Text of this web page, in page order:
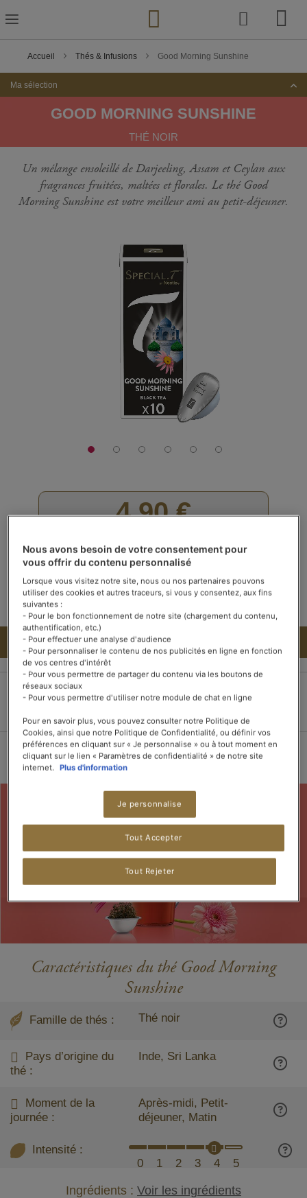
to
Content
Accueil Thés & Infusions Good Morning Sunshine
Ma sélection
GOOD MORNING SUNSHINE
THÉ NOIR
Un mélange ensoleillé de Darjeeling, Assam et Ceylan aux
fragrances fruitées, maltées et florales. Le thé Good
Morning Sunshine est votre meilleur ami au petit-déjeuner.
4,90 €
Rating:
% of
Voir les avis (
En stock
AJOUTER AU PANIER
sécurisé
jours
15 boîtes de thé
Caractéristiques du thé Good Morning
Sunshine
Famille de thés : Thé noir
Pays d’origine du
thé :
Inde, Sri Lanka
Moment de la
journée :
Après-midi, Petit-
déjeuner, Matin
Intensité :
0
1 2 3 4 5
Ingrédients : Voir les ingrédients
Nous avons besoin de votre consentement pour
vous offrir du contenu personnalisé
Lorsque vous visitez notre site, nous ou nos partenaires pouvons
utiliser des cookies et autres traceurs, si vous y consentez, aux fins
suivantes :
- Pour le bon fonctionnement de notre site (chargement du contenu,
authentification, etc.)
- Pour effectuer une analyse d'audience
- Pour personnaliser le contenu de nos publicités en ligne en fonction
de vos centres d'intérêt
- Pour vous permettre de partager du contenu via les boutons de
réseaux sociaux
- Pour vous permettre d'utiliser notre module de chat en ligne
Pour en savoir plus, vous pouvez consulter notre Politique de
Cookies, ainsi que notre Politique de Confidentialité, ou définir vos
préférences en cliquant sur « Je personnalise » ou à tout moment en
cliquant sur le lien « Paramètres de confidentialité » de notre site
internet.
Plus d'information
Je personnalise
Tout Rejeter
Tout Accepter